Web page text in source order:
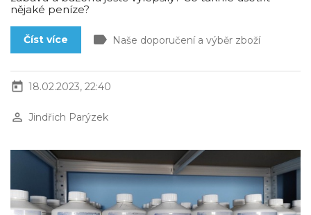
nějaké peníze?
Číst více label Naše doporučení a výběr zboží
today 18.02.2023, 22:40
perm_identity Jindřich Parýzek